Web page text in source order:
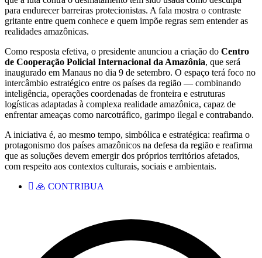
para endurecer barreiras protecionistas. A fala mostra o contraste
gritante entre quem conhece e quem impõe regras sem entender as
realidades amazônicas.
Como resposta efetiva, o presidente anunciou a criação do Centro
de Cooperação Policial Internacional da Amazônia, que será
inaugurado em Manaus no dia 9 de setembro. O espaço terá foco no
intercâmbio estratégico entre os países da região — combinando
inteligência, operações coordenadas de fronteira e estruturas
logísticas adaptadas à complexa realidade amazônica, capaz de
enfrentar ameaças como narcotráfico, garimpo ilegal e contrabando.
A iniciativa é, ao mesmo tempo, simbólica e estratégica: reafirma o
protagonismo dos países amazônicos na defesa da região e reafirma
que as soluções devem emergir dos próprios territórios afetados,
com respeito aos contextos culturais, sociais e ambientais.
🙏 CONTRIBUA